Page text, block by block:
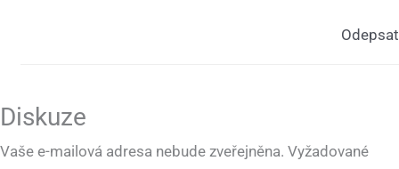
Odepsat
Diskuze
Vaše e-mailová adresa nebude zveřejněna. Vyžadované